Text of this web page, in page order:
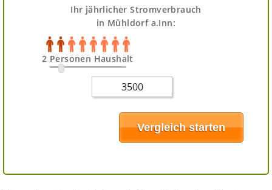
Ihr jährlicher Stromverbrauch
in Mühldorf a.Inn:
2 Personen Haushalt